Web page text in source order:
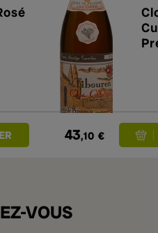
43,10 €
VOUS